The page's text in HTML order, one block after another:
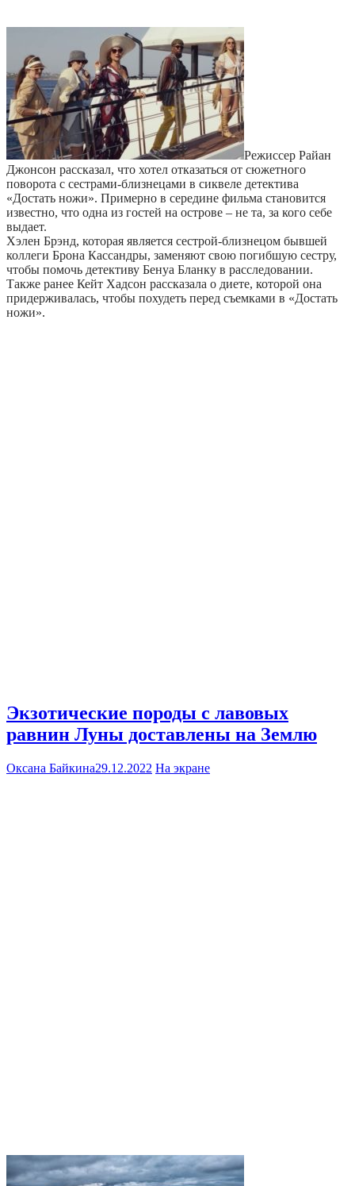
Режиссер Райан
Джонсон рассказал, что хотел отказаться от сюжетного
поворота с сестрами-близнецами в сиквеле детектива
«Достать ножи». Примерно в середине фильма становится
известно, что одна из гостей на острове – не та, за кого себе
выдает.
Хэлен Брэнд, которая является сестрой-близнецом бывшей
коллеги Брона Кассандры, заменяют свою погибшую сестру,
чтобы помочь детективу Бенуа Бланку в расследовании.
Также ранее Кейт Хадсон рассказала о диете, которой она
придерживалась, чтобы похудеть перед съемками в «Достать
ножи».
Экзотические породы с лавовых
равнин Луны доставлены на Землю
Оксана Байкина29.12.2022 На экране